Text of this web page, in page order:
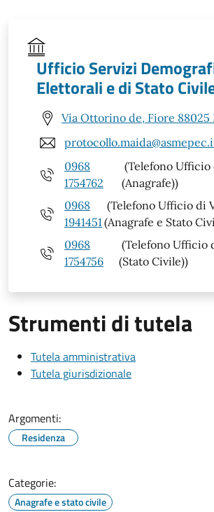
Ufficio Servizi
Elettorali e di Stato
Via Ottorino de, Fiore 88025
0968
1754762
(Telefono Ufficio
(Anagrafe))
0968
1941451
(Telefono Ufficio di
(Anagrafe e Stato
0968
1754756
(Telefono Ufficio
(Stato Civile))
Strumenti di tutela
Tutela amministrativa
Tutela giurisdizionale
Argomenti:
Residenza
Categorie:
Anagrafe e stato civile